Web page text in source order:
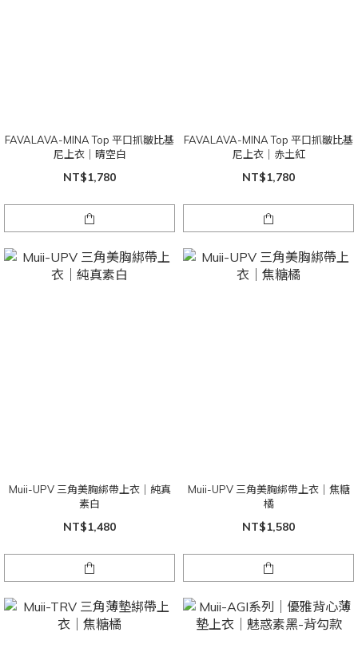
FAVALAVA-MINA Top 平口抓皺比基
尼上衣｜晴空白
NT$1,780
FAVALAVA-MINA Top 平口抓皺比基
尼上衣｜赤土紅
NT$1,780
Muii-UPV 三角美胸綁帶上衣｜純真
素白
NT$1,480
Muii-UPV 三角美胸綁帶上衣｜焦糖
橘
NT$1,580